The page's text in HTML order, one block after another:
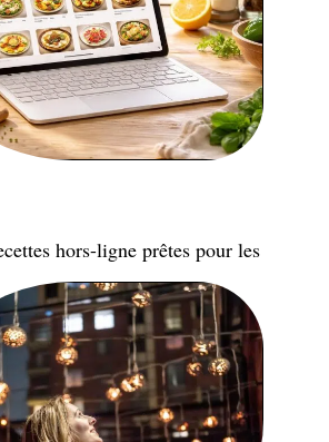
hors-ligne prêtes pour les